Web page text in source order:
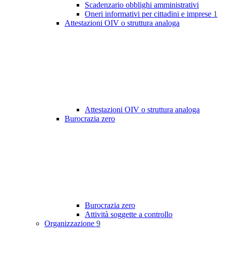
Scadenzario obblighi amministrativi
Oneri informativi per cittadini e imprese 1
Attestazioni OIV o struttura analoga
Attestazioni OIV o struttura analoga
Burocrazia zero
Burocrazia zero
Attività soggette a controllo
Organizzazione 9